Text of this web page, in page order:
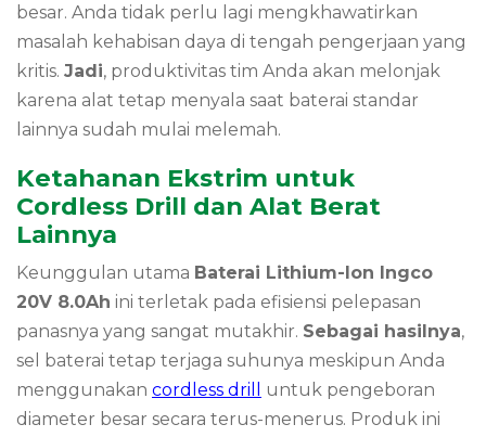
besar. Anda tidak perlu lagi mengkhawatirkan
masalah kehabisan daya di tengah pengerjaan yang
kritis. Jadi, produktivitas tim Anda akan melonjak
karena alat tetap menyala saat baterai standar
lainnya sudah mulai melemah.
Ketahanan Ekstrim untuk
Cordless Drill dan Alat Berat
Lainnya
Keunggulan utama Baterai Lithium-Ion Ingco
20V 8.0Ah ini terletak pada efisiensi pelepasan
panasnya yang sangat mutakhir. Sebagai hasilnya,
sel baterai tetap terjaga suhunya meskipun Anda
menggunakan cordless drill
untuk pengeboran
diameter besar secara terus-menerus. Produk ini